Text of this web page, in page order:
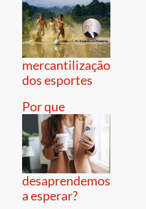
mercantilização
dos esportes
Por que
desaprendemos
a esperar?